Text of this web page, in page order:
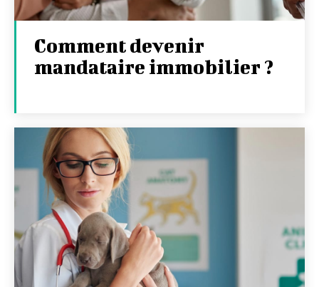
Comment devenir
mandataire immobilier ?